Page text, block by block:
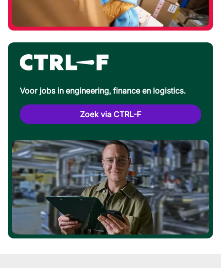
Voor jobs in engineering, finance en logistics.
Zoek via CTRL-F